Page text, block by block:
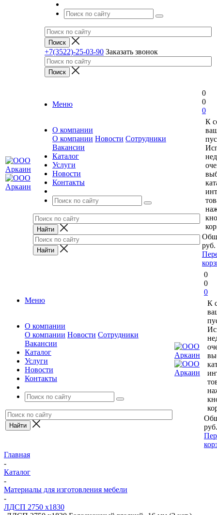
+7(3522)-25-03-90 Заказать звонок
Меню
О компании
О компании Новости Сотрудники
Вакансии
Каталог
Услуги
Новости
Контакты
0
0
0
К
руб.
Меню
О компании
О компании Новости Сотрудники
Вакансии
Каталог
Услуги
Новости
Контакты
0
0
0
К
руб.
Главная
-
Каталог
-
Материалы для изготовления мебели
-
ЛДСП 2750 х1830